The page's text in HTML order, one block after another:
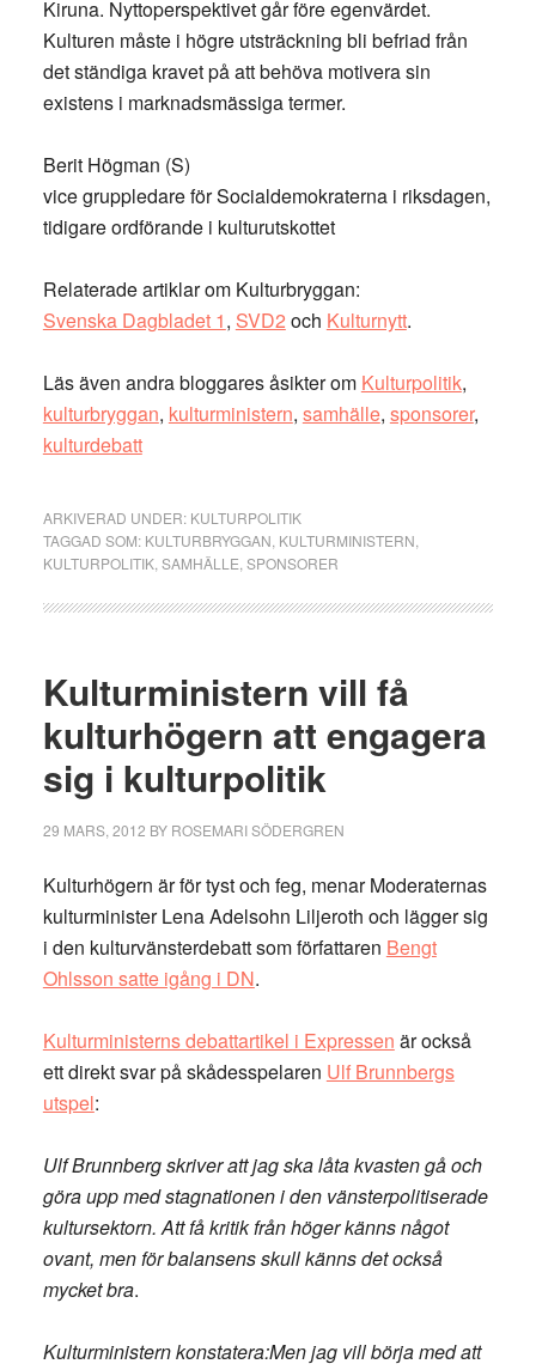
Kiruna. Nyttoperspektivet går före egenvärdet.
Kulturen måste i högre utsträckning bli befriad från
det ständiga kravet på att behöva motivera sin
existens i marknadsmässiga termer.
Berit Högman (S)
vice gruppledare för Socialdemokraterna i riksdagen,
tidigare ordförande i kulturutskottet
Relaterade artiklar om Kulturbryggan:
Svenska Dagbladet 1, SVD2 och Kulturnytt.
Läs även andra bloggares åsikter om Kulturpolitik,
kulturbryggan, kulturministern, samhälle, sponsorer,
kulturdebatt
ARKIVERAD UNDER: KULTURPOLITIK
TAGGAD SOM: KULTURBRYGGAN KULTURMINISTERN
KULTURPOLITIK, SAMHÄLLE SPONSORER
Kulturministern vill få
kulturhögern att engagera
sig i kulturpolitik
29 MARS, 2012 BY ROSEMARI SÖDERGREN
Kulturhögern är för tyst och feg, menar Moderaternas
kulturminister Lena Adelsohn Liljeroth och lägger sig
i den kulturvänsterdebatt som författaren Bengt
Ohlsson satte igång i DN.
Kulturministerns debattartikel i Expressen är också
ett direkt svar på skådesspelaren Ulf Brunnbergs
utspel:
Ulf Brunnberg skriver att jag ska låta kvasten gå och
göra upp med stagnationen i den vänsterpolitiserade
kultursektorn. Att få kritik från höger känns något
ovant, men för balansens skull känns det också
mycket bra.
Kulturministern konstatera:Men jag vill börja med att